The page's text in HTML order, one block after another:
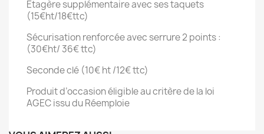
Etagère supplémentaire avec ses taquets
(15€ht/18€ttc)
Sécurisation renforcée avec serrure 2 points :
(30€ht/ 36€ ttc)
Seconde clé (10€ ht /12€ ttc)
Produit d’occasion éligible au critère de la loi
AGEC issu du Réemploie